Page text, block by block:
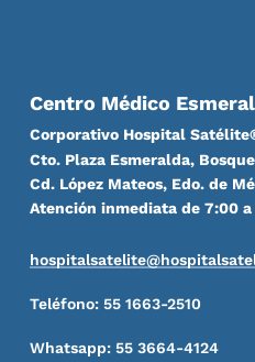
Centro Médico
Corporativo Hospital
Cto. Plaza Esmeralda,
Cd. López Mateos, Edo. de
Atención inmediata de 7:00 a
Teléfono: 55 1663-2510
Whatsapp: 55 3664-4124